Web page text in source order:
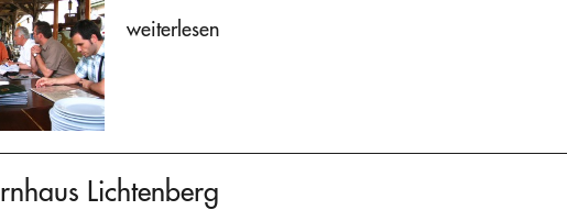
weiterlesen
Lichtenberg